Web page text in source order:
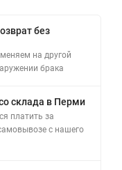
без
на другой
брака
склада в Перми
платить за
с нашего